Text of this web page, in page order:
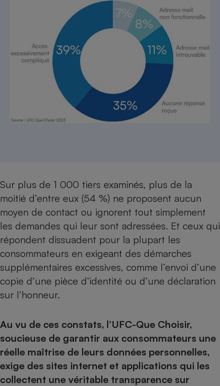
Sur plus de 1 000 tiers examinés, plus de la
moitié d’entre eux (54 %) ne proposent aucun
moyen de contact ou ignorent tout simplement
les demandes qui leur sont adressées. Et ceux qui
répondent dissuadent pour la plupart les
consommateurs en exigeant des démarches
supplémentaires excessives, comme l’envoi d’une
copie d’une pièce d’identité ou d’une déclaration
sur l’honneur.
Au vu de ces constats, l’UFC-Que Choisir,
soucieuse de garantir aux consommateurs une
réelle maîtrise de leurs données personnelles,
exige des sites internet et applications qui les
collectent une véritable transparence sur